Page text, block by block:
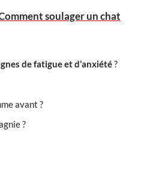
soulager un chat
de fatigue et d’anxiété?
avant ?
?